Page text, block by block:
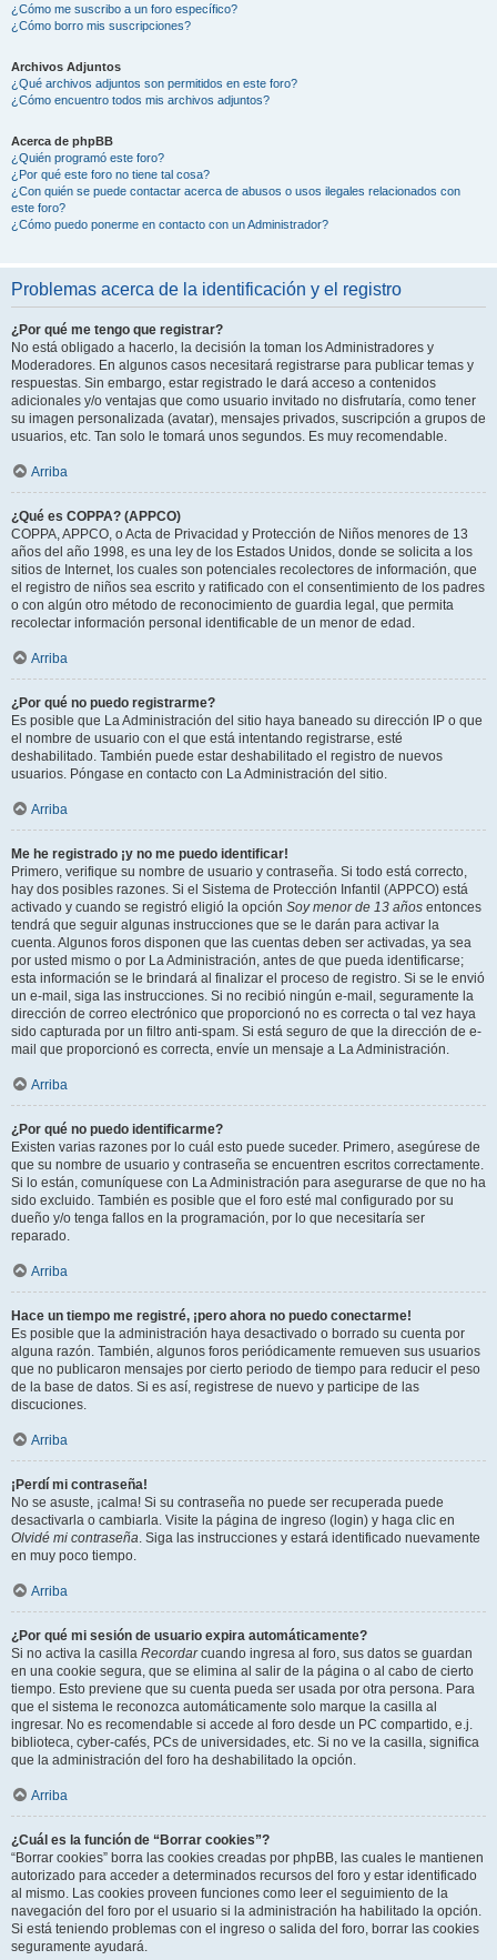
¿Cómo me suscribo a un foro específico?
¿Cómo borro mis suscripciones?
Archivos Adjuntos
¿Qué archivos adjuntos son permitidos en este foro?
¿Cómo encuentro todos mis archivos adjuntos?
Acerca de phpBB
¿Quién programó este foro?
¿Por qué este foro no tiene tal cosa?
¿Con quién se puede contactar acerca de abusos o usos ilegales relacionados con
este foro?
¿Cómo puedo ponerme en contacto con un Administrador?
Problemas acerca de la identificación y el registro
¿Por qué me tengo que registrar?
No está obligado a hacerlo, la decisión la toman los Administradores y
Moderadores. En algunos casos necesitará registrarse para publicar temas y
respuestas. Sin embargo, estar registrado le dará acceso a contenidos
adicionales y/o ventajas que como usuario invitado no disfrutaría, como tener
su imagen personalizada (avatar), mensajes privados, suscripción a grupos de
usuarios, etc. Tan solo le tomará unos segundos. Es muy recomendable.
Arriba
¿Qué es COPPA? (APPCO)
COPPA, APPCO, o Acta de Privacidad y Protección de Niños menores de 13
años del año 1998, es una ley de los Estados Unidos, donde se solicita a los
sitios de Internet, los cuales son potenciales recolectores de información, que
el registro de niños sea escrito y ratificado con el consentimiento de los padres
o con algún otro método de reconocimiento de guardia legal, que permita
recolectar información personal identificable de un menor de edad.
Arriba
¿Por qué no puedo registrarme?
Es posible que La Administración del sitio haya baneado su dirección IP o que
el nombre de usuario con el que está intentando registrarse, esté
deshabilitado. También puede estar deshabilitado el registro de nuevos
usuarios. Póngase en contacto con La Administración del sitio.
Arriba
Me he registrado ¡y no me puedo identificar!
Primero, verifique su nombre de usuario y contraseña. Si todo está correcto,
hay dos posibles razones. Si el Sistema de Protección Infantil (APPCO) está
activado y cuando se registró eligió la opción Soy menor de 13 años entonces
tendrá que seguir algunas instrucciones que se le darán para activar la
cuenta. Algunos foros disponen que las cuentas deben ser activadas, ya sea
por usted mismo o por La Administración, antes de que pueda identificarse;
esta información se le brindará al finalizar el proceso de registro. Si se le envió
un e-mail, siga las instrucciones. Si no recibió ningún e-mail, seguramente la
dirección de correo electrónico que proporcionó no es correcta o tal vez haya
sido capturada por un filtro anti-spam. Si está seguro de que la dirección de e-
mail que proporcionó es correcta, envíe un mensaje a La Administración.
Arriba
¿Por qué no puedo identificarme?
Existen varias razones por lo cuál esto puede suceder. Primero, asegúrese de
que su nombre de usuario y contraseña se encuentren escritos correctamente.
Si lo están, comuníquese con La Administración para asegurarse de que no ha
sido excluido. También es posible que el foro esté mal configurado por su
dueño y/o tenga fallos en la programación, por lo que necesitaría ser
reparado.
Arriba
Hace un tiempo me registré, ¡pero ahora no puedo conectarme!
Es posible que la administración haya desactivado o borrado su cuenta por
alguna razón. También, algunos foros periódicamente remueven sus usuarios
que no publicaron mensajes por cierto periodo de tiempo para reducir el peso
de la base de datos. Si es así, registrese de nuevo y participe de las
discuciones.
Arriba
¡Perdí mi contraseña!
No se asuste, ¡calma! Si su contraseña no puede ser recuperada puede
desactivarla o cambiarla. Visite la página de ingreso (login) y haga clic en
Olvidé mi contraseña. Siga las instrucciones y estará identificado nuevamente
en muy poco tiempo.
Arriba
¿Por qué mi sesión de usuario expira automáticamente?
Si no activa la casilla Recordarcuando ingresa al foro, sus datos se guardan
en una cookie segura, que se elimina al salir de la página o al cabo de cierto
tiempo. Esto previene que su cuenta pueda ser usada por otra persona. Para
que el sistema le reconozca automáticamente solo marque la casilla al
ingresar. No es recomendable si accede al foro desde un PC compartido, e.j.
biblioteca, cyber-cafés, PCs de universidades, etc. Si no ve la casilla, significa
que la administración del foro ha deshabilitado la opción.
Arriba
¿Cuál es la función de “Borrar cookies”?
“Borrar cookies” borra las cookies creadas por phpBB, las cuales le mantienen
autorizado para acceder a determinados recursos del foro y estar identificado
al mismo. Las cookies proveen funciones como leer el seguimiento de la
navegación del foro por el usuario si la administración ha habilitado la opción.
Si está teniendo problemas con el ingreso o salida del foro, borrar las cookies
seguramente ayudará.